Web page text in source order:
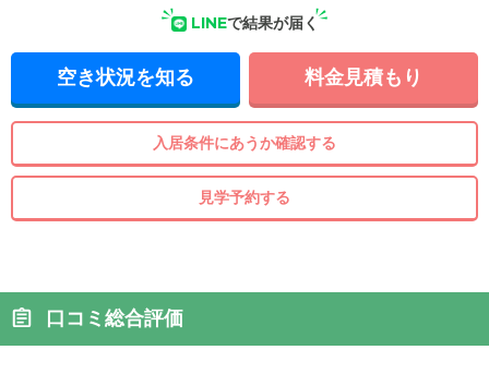
LINEで結果が届く
空き状況を知る 料金見積もり
入居条件にあうか確認する
見学予約する
口コミ総合評価